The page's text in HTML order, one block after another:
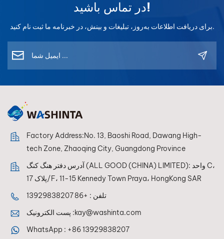
در تماس باشید!
برای دریافت اطلاعات به‌روز، تبلیغات و بینش، در خبرنامه ما ثبت نام کنید.
Factory Address:No. 13, Baoshi Road, Dawang High-
tech Zone, Zhaoqing City, Guangdong Province
آدرس دفتر هنگ کنگ (ALL GOOD (CHINA) LIMITED): واحد C،
پلاک 17/F، 11-15 Kennedy Town Praya، HongKong SAR
تلفن : +86 13929838207
پست الکترونیک :kay@washinta.com
WhatsApp : +86 13929838207